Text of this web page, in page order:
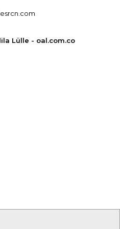
Lülle - oal.com.co